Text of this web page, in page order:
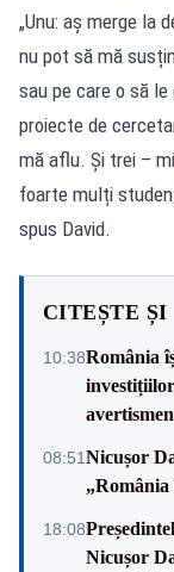
„Unu: aș merge la
nu pot să mă
sau pe care o să
proiecte de
mă aflu. Și trei –
foarte mulți
spus David.
CITEȘTE ȘI
10:38România
08:51Nicușor
„România
18:08
Nicușor